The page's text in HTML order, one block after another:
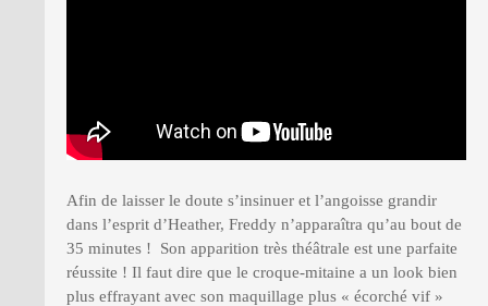
Afin de laisser le doute s’insinuer et l’angoisse grandir
dans l’esprit d’Heather, Freddy n’apparaîtra qu’au bout de
35 minutes ! Son apparition très théâtrale est une parfaite
réussite ! Il faut dire que le croque-mitaine a un look bien
plus effrayant avec son maquillage plus « écorché vif »